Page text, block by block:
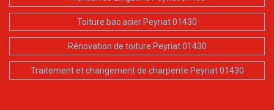
Toiture bac acier Peyriat 01430
Rénovation de toiture Peyriat 01430
Traitement et changement de charpente Peyriat 01430